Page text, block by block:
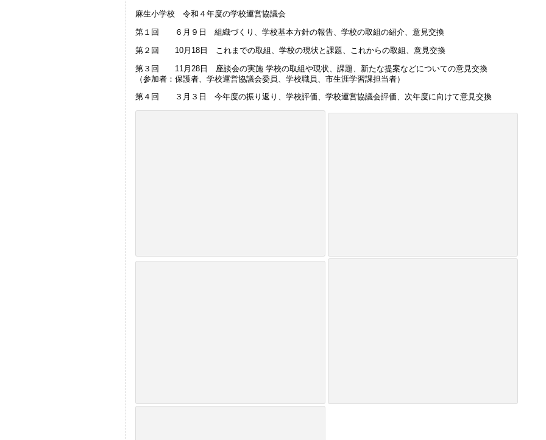
麻生小学校 令和４年度の学校運営協議会
第１回 ６月９日 組織づくり、学校基本方針の報告、学校の取組の紹介、意見交換
第２回 10月18日 これまでの取組、学校の現状と課題、これからの取組、意見交換
第３回 11月28日 座談会の実施 学校の取組や現状、課題、新たな提案などについての意見交換
（参加者：保護者、学校運営協議会委員、学校職員、市生涯学習課担当者）
第４回 ３月３日 今年度の振り返り、学校評価、学校運営協議会評価、次年度に向けて意見交換